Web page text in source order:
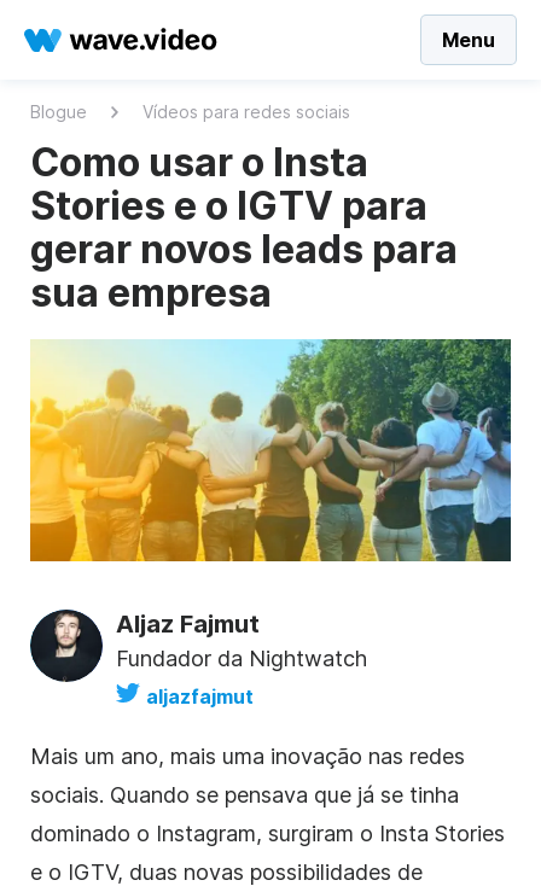
Menu
Blogue Vídeos para redes sociais
Como usar o Insta
Stories e o IGTV para
gerar novos leads para
sua empresa
Aljaz Fajmut
Fundador da Nightwatch
aljazfajmut
Mais um ano, mais uma inovação nas redes
sociais. Quando se pensava que já se tinha
dominado o Instagram, surgiram o Insta Stories
e o IGTV, duas novas possibilidades de